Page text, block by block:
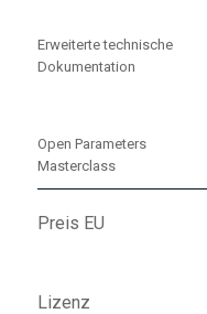
Erweiterte technische
Dokumentation
Open Parameters
Masterclass
Preis EU
Lizenz